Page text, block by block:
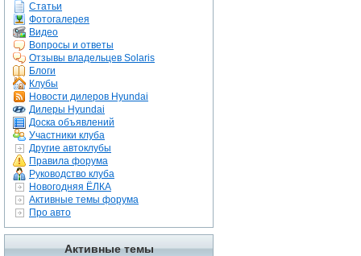
Статьи
Фотогалерея
Видео
Вопросы и ответы
Отзывы владельцев Solaris
Блоги
Клубы
Новости дилеров Hyundai
Дилеры Hyundai
Доска объявлений
Участники клуба
Другие автоклубы
Правила форума
Руководство клуба
Новогодняя ЁЛКА
Активные темы форума
Про авто
Активные темы